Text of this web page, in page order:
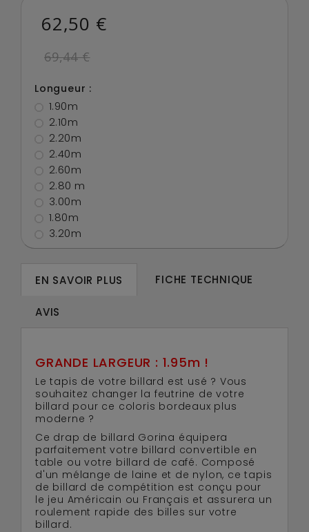
62,50 €
69,44 €
Longueur :
1.90m
2.10m
2.20m
2.40m
2.60m
2.80 m
3.00m
1.80m
3.20m
EN SAVOIR PLUS FICHE TECHNIQUE
AVIS
GRANDE LARGEUR : 1.95m !
Le tapis de votre billard est usé ? Vous
souhaitez changer la feutrine de votre
billard pour ce coloris bordeaux plus
moderne ?
Ce drap de billard Gorina équipera
parfaitement votre billard convertible en
table ou votre billard de café. Composé
d'un mélange de laine et de nylon, ce tapis
de billard de compétition est conçu pour
le jeu Américain ou Français et assurera un
roulement rapide des billes sur votre
billard.